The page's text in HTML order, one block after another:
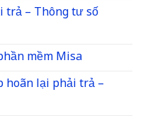
trả – Thông tư số
mềm Misa
hoãn lại phải trả –